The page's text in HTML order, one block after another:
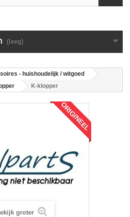
(leeg)
- huishoudelijk / witgoed
K-klopper
ORIGINEEL
groter